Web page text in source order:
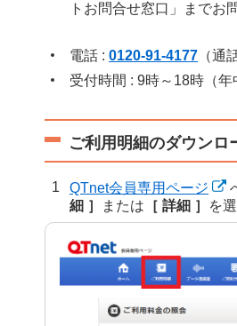
トお問合せ窓口」までお
電話 : 0120-91-4177 （通
受付時間 : 9時～18時（年
ご利用明細のダウンロ
QTnet会員専用ページ
細 ］
または ［ 詳細 ］ を